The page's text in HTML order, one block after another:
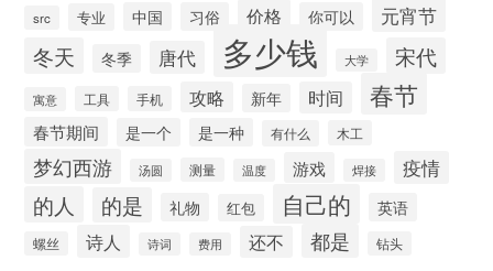
src 专业 中国 习俗 价格 你可以 元宵节
冬天 冬季 唐代 多少钱 大学 宋代
寓意 工具 手机 攻略 新年 时间 春节
春节期间 是一个 是一种 有什么 木工
梦幻西游 汤圆 测量 温度 游戏 焊接 疫情
的人 的是 礼物 红包 自己的 英语
螺丝 诗人 诗词 费用 还不 都是 钻头